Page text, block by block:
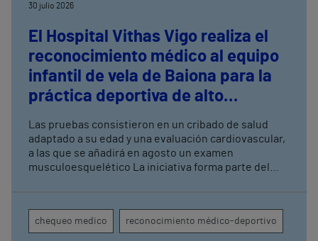
30 julio 2026
El Hospital Vithas Vigo realiza el
reconocimiento médico al equipo
infantil de vela de Baiona para la
práctica deportiva de alto
Las pruebas consistieron en un cribado de salud
adaptado a su edad y una evaluación cardiovascular,
a las que se añadirá en agosto un examen
musculoesquelético La iniciativa forma parte del
chequeo medico reconocimiento médico-deportivo